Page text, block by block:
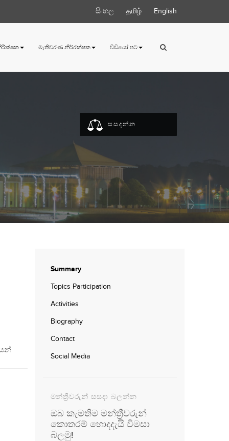
සිංහල தமிழ் English
මැතිවරණ නිර්‍රක්ෂක වීඩියෝ පට
සසදන්න
Summary
Topics Participation
Activities
Biography
Contact
Social Media
මන්ත්‍රීවරුන් සසදා බලන්න
ඔබ කැමතිම මන්ත්‍රීවරුන්
කොතරම් හොදදැයි විමසා
බලමු!